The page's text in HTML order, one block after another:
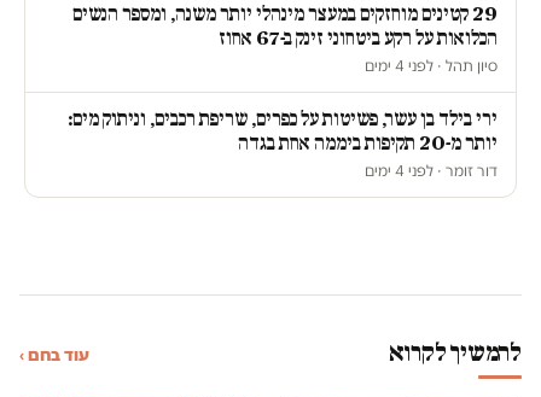
29 קטינים מוחזקים במעצר מינהלי יותר משנה, ומספר הנשים
הכלואות על רקע ביטחוני זינק ב-67 אחוז
סיון תהל · לפני 4 ימים
ירי בילד בן עשר, פשיטות על כפרים, שריפת רכבים, וניתוק מים:
יותר מ-20 תקיפות ביממה אחת בגדה
דור זומר · לפני 4 ימים
להמשיך לקרוא עוד בחם ›